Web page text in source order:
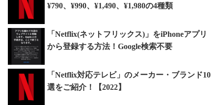
¥790、¥990、¥1,490、¥1,980の4種類
「Netflix(ネットフリックス)」をiPhoneアプリ
から登録する方法！Google検索不要
「Netflix対応テレビ」のメーカー・ブランド10
選をご紹介！【2022】